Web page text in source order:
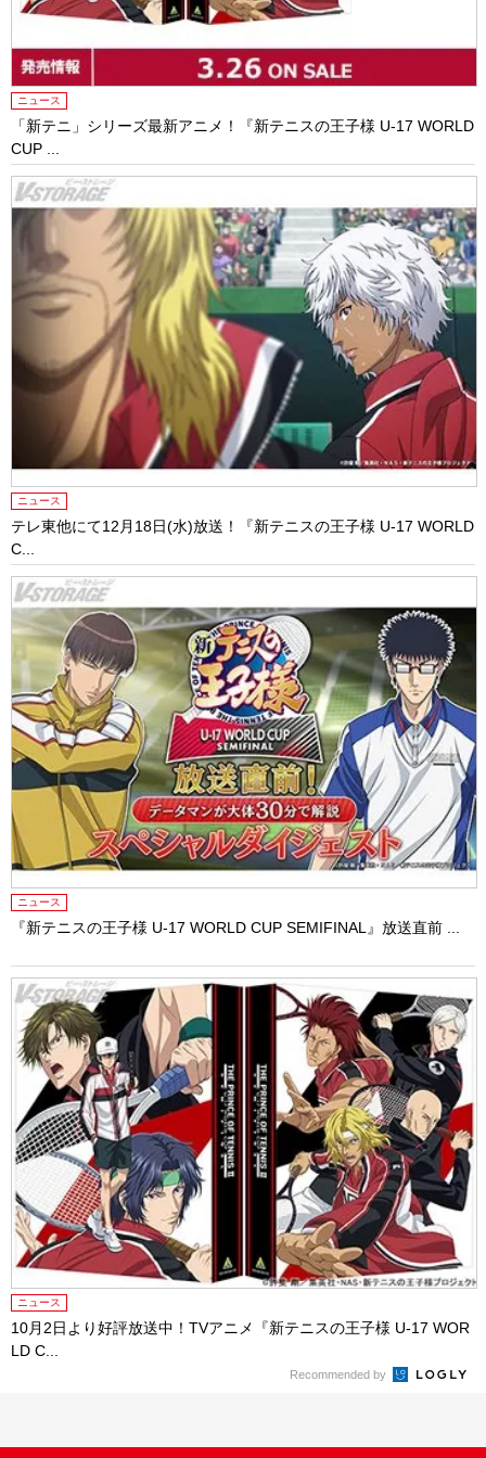
ニュース
「新テニ」シリーズ最新アニメ！『新テニスの王子様 U-17 WORLD
CUP ...
ニュース
テレ東他にて12⽉18⽇(⽔)放送！『新テニスの王⼦様 U-17 WORLD
C...
ニュース
『新テニスの王⼦様 U-17 WORLD CUP SEMIFINAL』放送直前 ...
ニュース
10月2日より好評放送中！TVアニメ『新テニスの王子様 U-17 WOR
LD C...
Recommended by